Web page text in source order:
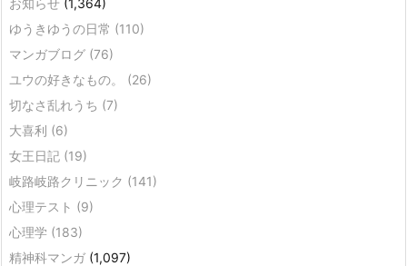
ゆうきゆうの日常 (110)
マンガブログ (76)
ユウの好きなもの。 (26)
切なさ乱れうち (7)
大喜利 (6)
女王日記 (19)
岐路岐路クリニック (141)
心理テスト (9)
心理学 (183)
精神科マンガ (1,097)